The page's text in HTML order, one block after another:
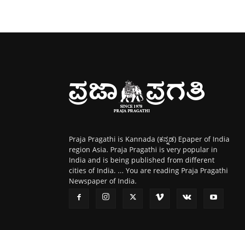
Praja Pragathi is Kannada (ಕನ್ನಡ) Epaper of India
region Asia. Praja Pragathi is very popular in
India and is being published from different
cities of India. ... You are reading Praja Pragathi
Newspaper of India.